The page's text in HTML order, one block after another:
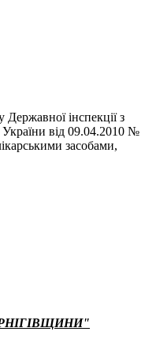
інспекції з
України від 09.04.2010 №
засобами,